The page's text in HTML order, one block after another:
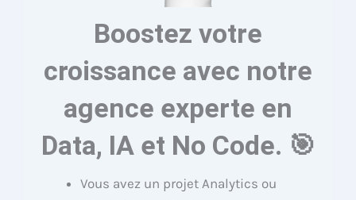
Boostez votre
croissance avec notre
agence experte en
Data, IA et No Code. 🎯
Vous avez un projet Analytics ou